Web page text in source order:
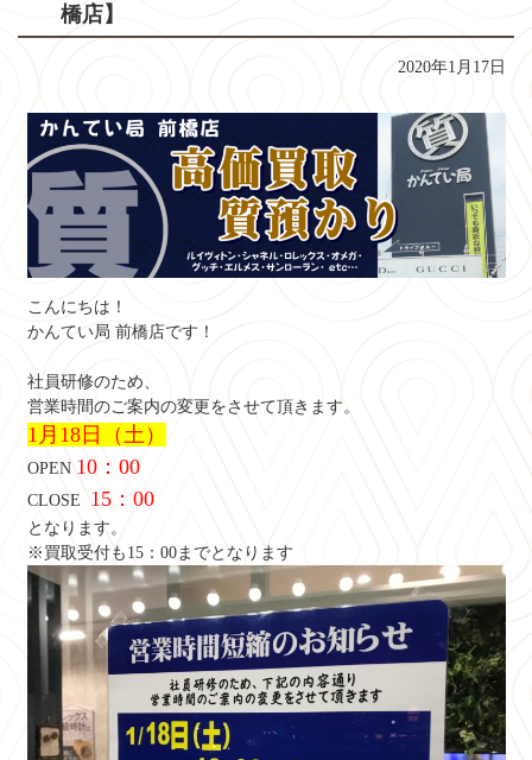
橋店】
2020年1月17日
こんにちは！
かんてい局 前橋店です！
社員研修のため、
営業時間のご案内の変更をさせて頂きます。
1月18日（土）
OPEN 10：00
CLOSE 15：00
となります。
※買取受付も15：00までとなります